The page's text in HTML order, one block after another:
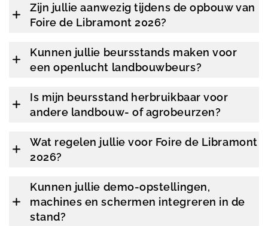
Zijn jullie aanwezig tijdens de opbouw van
Foire de Libramont 2026?
Kunnen jullie beursstands maken voor
een openlucht landbouwbeurs?
Is mijn beursstand herbruikbaar voor
andere landbouw- of agrobeurzen?
Wat regelen jullie voor Foire de Libramont
2026?
Kunnen jullie demo-opstellingen,
machines en schermen integreren in de
stand?